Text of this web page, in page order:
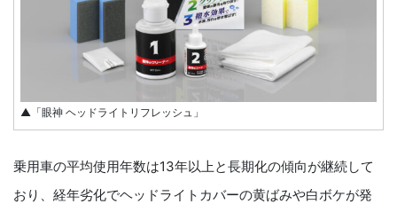
▲「眼神 ヘッドライトリフレッシュ」
乗用車の平均使用年数は13年以上と長期化の傾向が継続して
おり、経年劣化でヘッドライトカバーの黄ばみや白ボケが発